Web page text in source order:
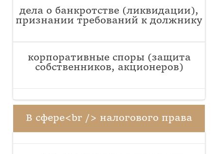
дела о банкротстве (ликвидации),
признании требований к должнику
корпоративные споры (защита
собственников, акционеров)
В сфере<br /> налогового права